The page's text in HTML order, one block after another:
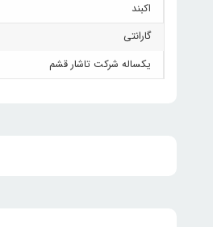
اکبند
گارانتی
یکساله شرکت تاشار قشم